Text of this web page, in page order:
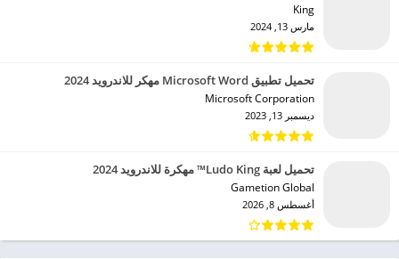
King‏
مارس 13, 2024
تحميل تطبيق Microsoft Word مهكر للاندرويد 2024
Microsoft Corporation‏
ديسمبر 13, 2023
تحميل لعبة Ludo King™ مهكرة للاندرويد 2024
Gametion Global‏
أغسطس 8, 2026